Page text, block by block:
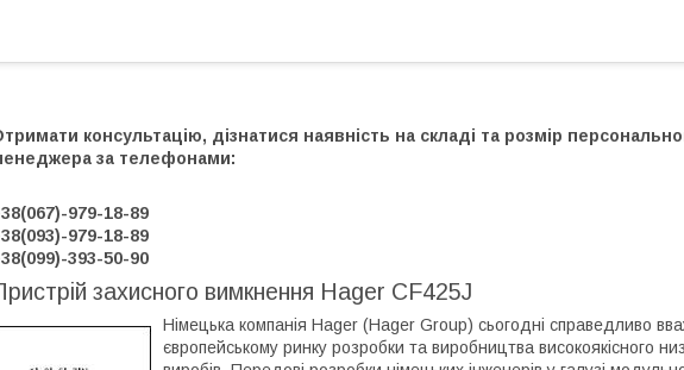
консультацію, дізнатися наявність на складі та розмір
за телефонами:
979-18-89
979-18-89
393-50-90
захисного вимкнення Hager CF425J
Німецька компанія Hager (Hager Group) сьогодні справедливо
європейському ринку розробки та виробництва високоякісного